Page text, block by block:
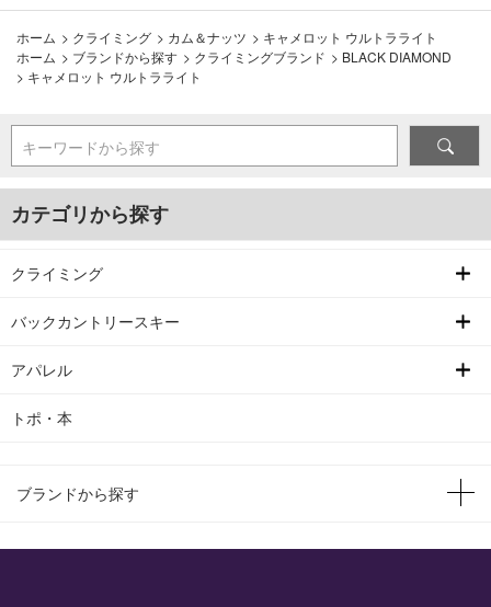
ホーム > クライミング > カム＆ナッツ > キャメロット ウルトラライト
ホーム > ブランドから探す > クライミングブランド > BLACK DIAMOND
> キャメロット ウルトラライト
キーワードから探す
カテゴリから探す
クライミング
バックカントリースキー
アパレル
トポ・本
ブランドから探す